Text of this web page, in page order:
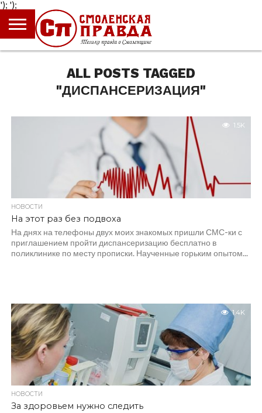
');
ГЛАВНАЯ
НОВОСТИ
ПРОИСШЕСТВИЯ
ПОЛИТИКА
КУЛЬТУРА
ЭКОНОМИКА
ОБЩЕСТВО
БЛОГИ
ALL POSTS TAGGED
"ДИСПАНСЕРИЗАЦИЯ"
1.5K
НОВОСТИ
На этот раз без подвоха
На днях на телефоны двух моих знакомых пришли СМС-ки с
приглашением пройти диспансеризацию бесплатно в
поликлинике по месту прописки. Наученные горьким опытом...
1.4K
НОВОСТИ
За здоровьем нужно следить
');